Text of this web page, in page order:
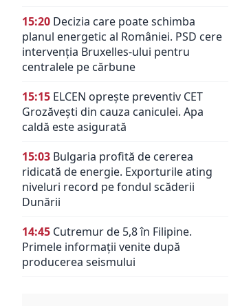
15:20 Decizia care poate schimba
planul energetic al României. PSD cere
intervenția Bruxelles-ului pentru
centralele pe cărbune
15:15 ELCEN oprește preventiv CET
Grozăvești din cauza caniculei. Apa
caldă este asigurată
15:03 Bulgaria profită de cererea
ridicată de energie. Exporturile ating
niveluri record pe fondul scăderii
Dunării
14:45 Cutremur de 5,8 în Filipine.
Primele informații venite după
producerea seismului